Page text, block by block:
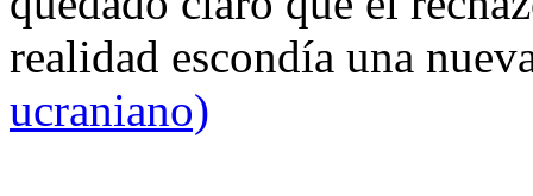
realidad escondía una
ucraniano)